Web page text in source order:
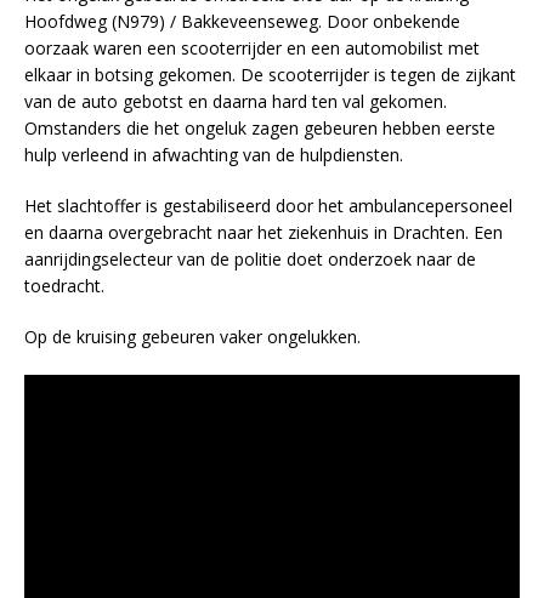
Hoofdweg (N979) / Bakkeveenseweg. Door onbekende
oorzaak waren een scooterrijder en een automobilist met
elkaar in botsing gekomen. De scooterrijder is tegen de zijkant
van de auto gebotst en daarna hard ten val gekomen.
Omstanders die het ongeluk zagen gebeuren hebben eerste
hulp verleend in afwachting van de hulpdiensten.
Het slachtoffer is gestabiliseerd door het ambulancepersoneel
en daarna overgebracht naar het ziekenhuis in Drachten. Een
aanrijdingselecteur van de politie doet onderzoek naar de
toedracht.
Op de kruising gebeuren vaker ongelukken.